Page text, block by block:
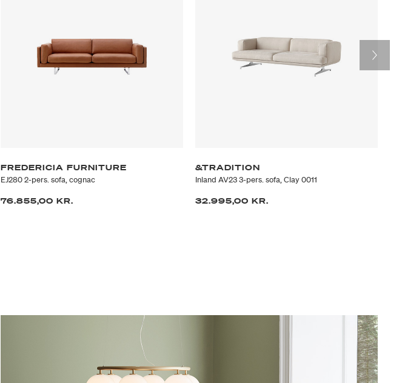
FREDERICIA FURNITURE
EJ280 2-pers. sofa, cognac
76.855,00 KR.
&TRADITION
Inland AV23 3-pers. sofa, Clay 0011
32.995,00 KR.